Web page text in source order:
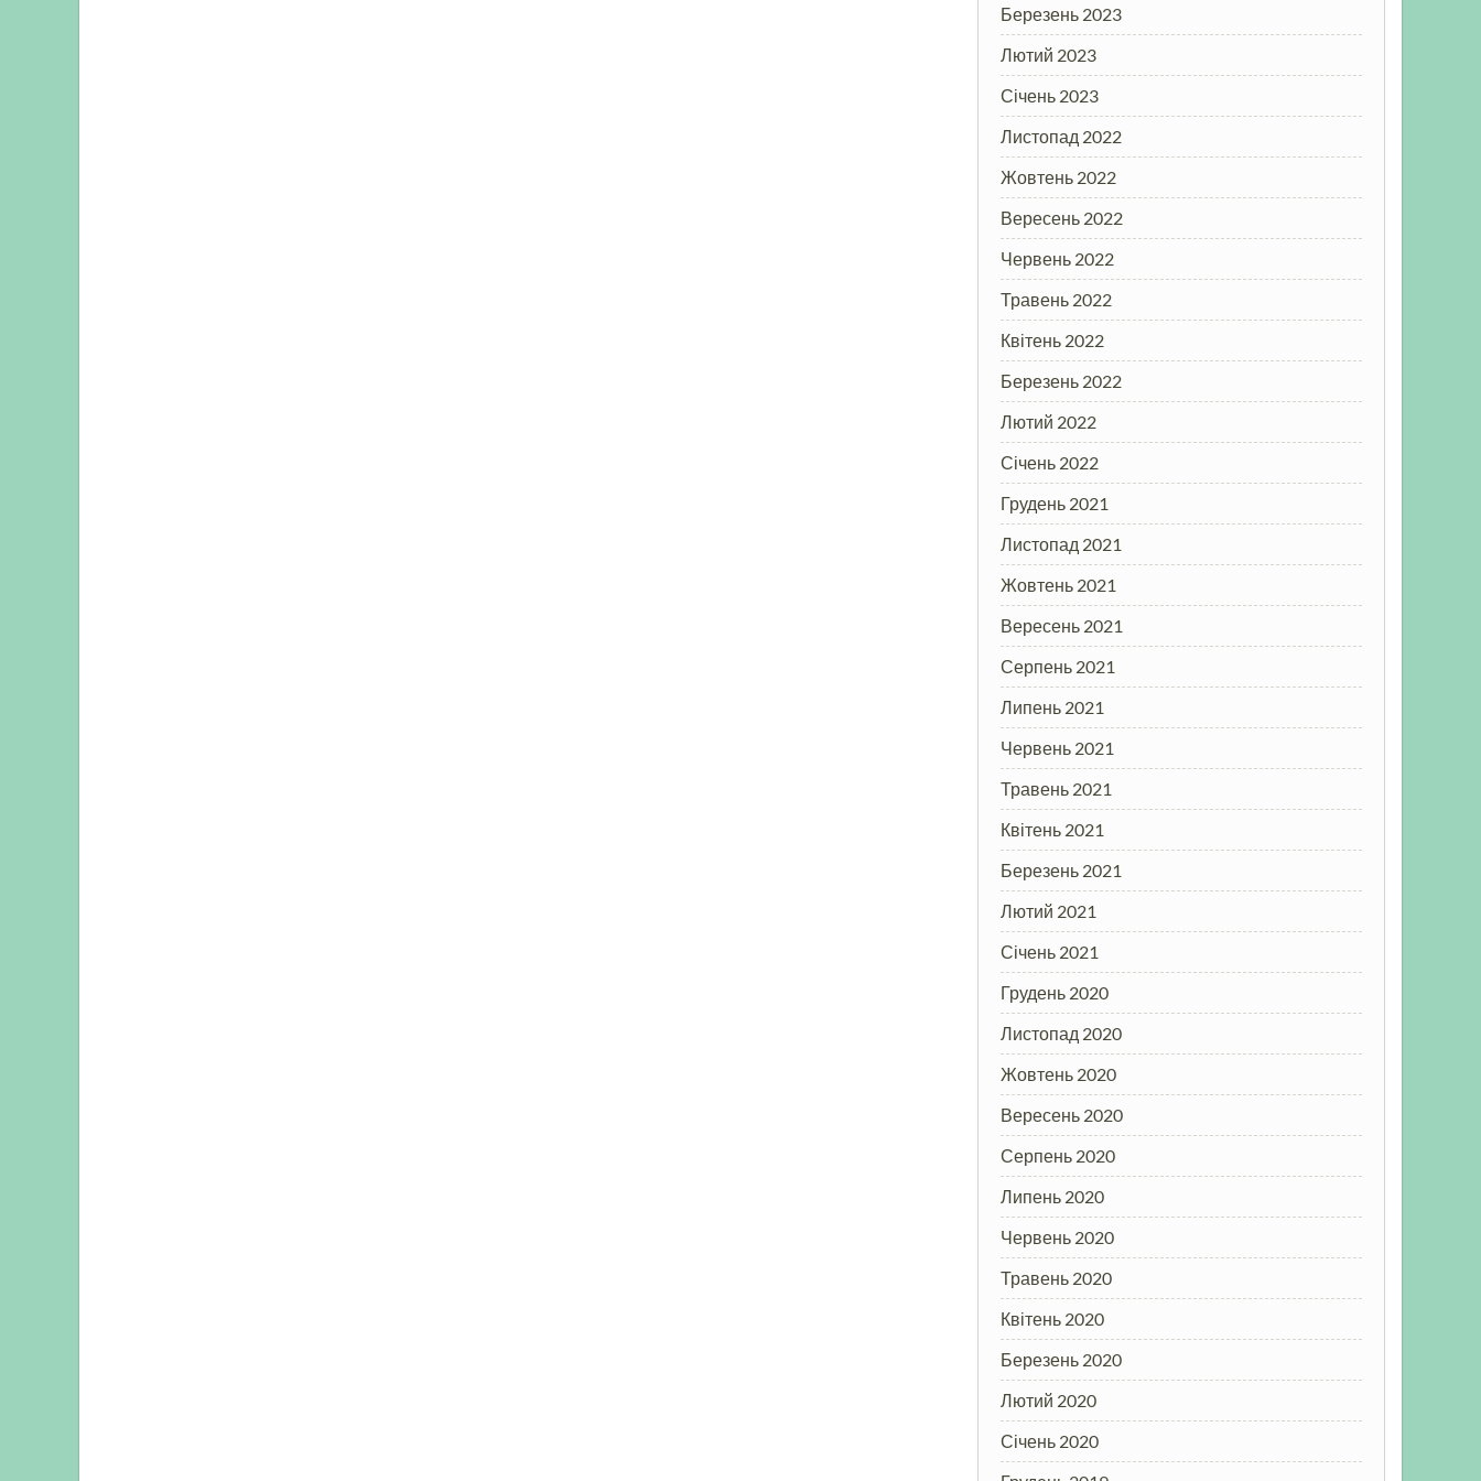
Березень 2023
Лютий 2023
Січень 2023
Листопад 2022
Жовтень 2022
Вересень 2022
Червень 2022
Травень 2022
Квітень 2022
Березень 2022
Лютий 2022
Січень 2022
Грудень 2021
Листопад 2021
Жовтень 2021
Вересень 2021
Серпень 2021
Липень 2021
Червень 2021
Травень 2021
Квітень 2021
Березень 2021
Лютий 2021
Січень 2021
Грудень 2020
Листопад 2020
Жовтень 2020
Вересень 2020
Серпень 2020
Липень 2020
Червень 2020
Травень 2020
Квітень 2020
Березень 2020
Лютий 2020
Січень 2020